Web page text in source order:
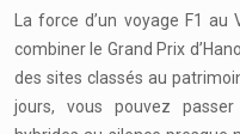
La force d’un voyage F1
combiner le Grand Prix
des sites classés au
jours, vous pouvez